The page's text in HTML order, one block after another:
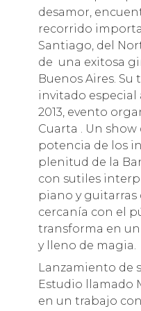
desamor,
recorrido
Santiago, del
de una exitosa
Buenos Aires. Su
invitado especial
2013, evento
Cuarta . Un show
potencia de los
plenitud de la
con sutiles
piano y
cercanía con el
transforma en
y lleno de magia.
Lanzamiento de
Estudio llamado
en un trabajo